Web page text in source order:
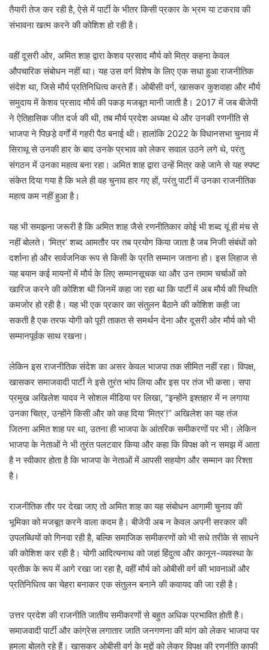
तैयारी तेज कर रही है, ऐसे में पार्टी के भीतर किसी प्रकार के भ्रम या टकराव की
संभावना खत्म करने की कोशिश हो रही है।
वहीं दूसरी ओर, अमित शाह द्वारा केशव प्रसाद मौर्य को मित्र कहना केवल
औपचारिक संबोधन नहीं था। यह उस वर्ग विशेष के लिए एक सधा हुआ राजनीतिक
संदेश था, जिसे मौर्य प्रतिनिधित्व करते हैं। ओबीसी वर्ग, खासकर कुशवाहा और मौर्य
समुदाय में केशव प्रसाद मौर्य की पकड़ मजबूत मानी जाती है। 2017 में जब बीजेपी
ने ऐतिहासिक जीत दर्ज की थी, तब मौर्य प्रदेश अध्यक्ष थे और उनकी रणनीति से
भाजपा ने पिछड़े वर्गों में गहरी पैठ बनाई थी। हालांकि 2022 के विधानसभा चुनाव में
सिराथू से उनकी हार के बाद उनके प्रभाव को लेकर सवाल उठने लगे थे, परंतु
संगठन में उनका महत्व बना रहा। अमित शाह द्वारा उन्हें मित्र कहे जाने से यह स्पष्ट
संकेत दिया गया है कि भले ही वह चुनाव हार गए हों, परंतु पार्टी में उनका राजनीतिक
महत्व कम नहीं हुआ है।
यह भी समझना जरूरी है कि अमित शाह जैसे रणनीतिकार कोई भी शब्द यूं ही मंच से
नहीं बोलते। ‘मित्र’ शब्द आमतौर पर तब प्रयोग किया जाता है जब निजी संबंधों को
दर्शाना हो और सार्वजनिक रूप से किसी के प्रति सम्मान जताना हो। इस लिहाज से
यह बयान कई मायनों में मौर्य के लिए सम्मानसूचक था और उन तमाम चर्चाओं को
खारिज करने की कोशिश थी जिनमें कहा जा रहा था कि पार्टी में अब मौर्य की स्थिति
कमजोर हो रही है। यह भी एक प्रकार का संतुलन बैठाने की कोशिश कही जा
सकती है एक तरफ योगी को पूरी ताकत से समर्थन देना और दूसरी ओर मौर्य को भी
सम्मानपूर्वक साथ रखना।
लेकिन इस राजनीतिक संदेश का असर केवल भाजपा तक सीमित नहीं रहा। विपक्ष,
खासकर समाजवादी पार्टी ने इसे तुरंत भांप लिया और इस पर तंज भी कसा। सपा
प्रमुख अखिलेश यादव ने सोशल मीडिया पर लिखा, “इन्होंने इश्तहार में न लगाया
उनका चित्र, उन्होंने किसी और को कह दिया ‘मित्र’!” अखिलेश का यह तंज
जितना अमित शाह पर था, उतना ही भाजपा के आंतरिक समीकरणों पर भी। लेकिन
भाजपा के नेताओं ने भी तुरंत पलटवार किया और कहा कि विपक्ष को न समझ में आता
है न स्वीकार होता है कि भाजपा के नेताओं में आपसी सहयोग और सम्मान का रिश्ता
है।
राजनीतिक तौर पर देखा जाए तो अमित शाह का यह संबोधन आगामी चुनाव की
भूमिका को मजबूत करने वाला कदम है। बीजेपी अब न केवल अपनी सरकार की
उपलब्धियों को गिनवा रही है, बल्कि समाजिक समीकरणों को भी सधे तरीके से साधने
की कोशिश कर रही है। योगी आदित्यनाथ को जहां हिंदुत्व और कानून-व्यवस्था के
प्रतीक के रूप में आगे रखा जा रहा है, वहीं मौर्य को ओबीसी वर्ग की भावनाओं और
प्रतिनिधित्व का चेहरा बनाकर एक संतुलन बनाने की कवायद की जा रही है।
उत्तर प्रदेश की राजनीति जातीय समीकरणों से बहुत अधिक प्रभावित होती है।
समाजवादी पार्टी और कांग्रेस लगातार जाति जनगणना की मांग को लेकर भाजपा पर
हमला बोलते रहे हैं। खासकर ओबीसी वर्ग के मुद्दों को लेकर विपक्ष की रणनीति काफी